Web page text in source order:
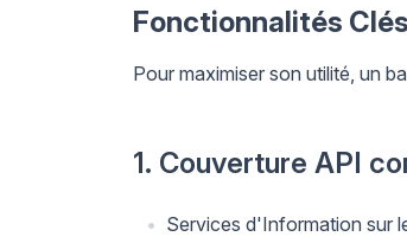
Fonctionnalités
Pour maximiser son utilité, un
1. Couverture API
Services d'Information sur